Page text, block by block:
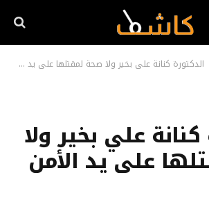
الدكتورة كنانة علي بخير ولا صحة لمقتلها على يد الأمن العام
علي بخير ولا
على يد الأمن